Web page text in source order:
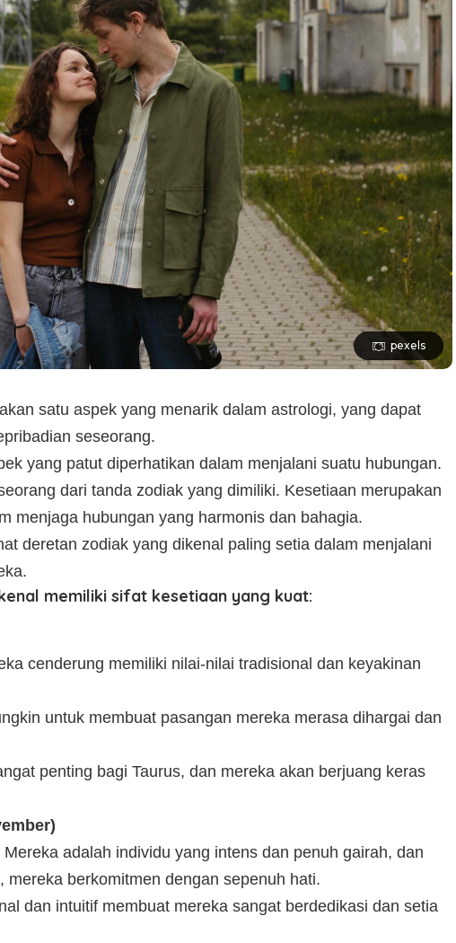
pexels
satu aspek yang menarik dalam astrologi, yang dapat
seseorang.
yang patut diperhatikan dalam menjalani suatu hubungan.
dari tanda zodiak yang dimiliki. Kesetiaan merupakan
menjaga hubungan yang harmonis dan bahagia.
deretan zodiak yang dikenal paling setia dalam menjalani
memiliki sifat kesetiaan yang kuat:
cenderung memiliki nilai-nilai tradisional dan keyakinan
untuk membuat pasangan mereka merasa dihargai dan
penting bagi Taurus, dan mereka akan berjuang keras
adalah individu yang intens dan penuh gairah, dan
mereka berkomitmen dengan sepenuh hati.
dan intuitif membuat mereka sangat berdedikasi dan setia